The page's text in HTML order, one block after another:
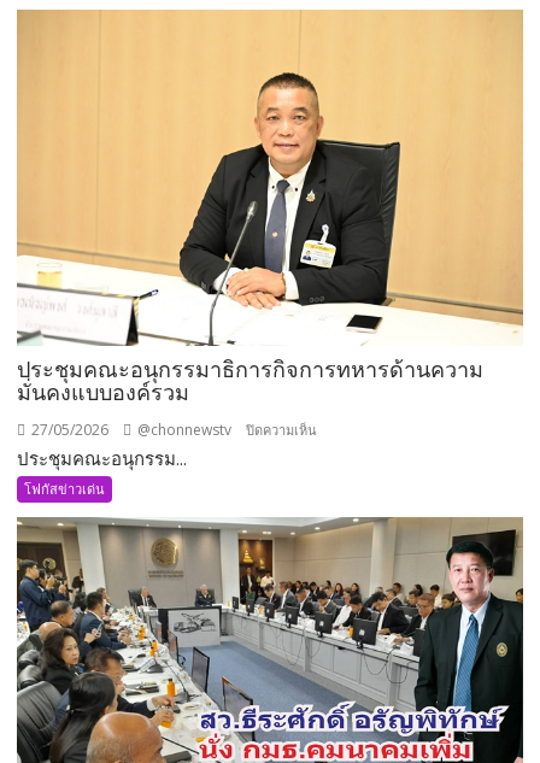
ประชุมคณะอนุกรรมาธิการกิจการทหารด้านความ
มั่นคงแบบองค์รวม
27/05/2026 @chonnewstv ปิดความเห็น
กรรมาธิการ
กิจการ
ทหาร
ด้าน
ความ
มั่นคง
แบบ
องค์
รวม
ประชุมคณะอนุกรรม...
โฟกัสข่าวเด่น